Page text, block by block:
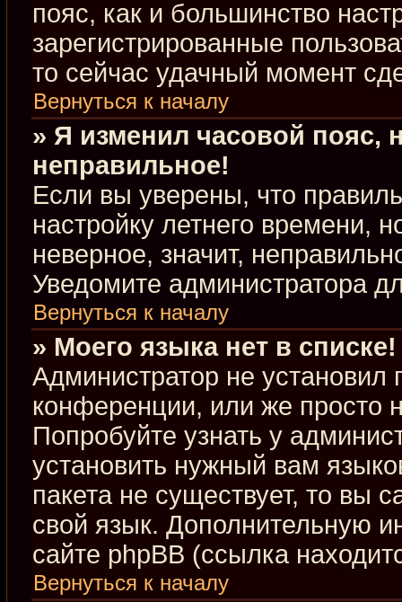
пояс, как и большинство
зарегистрированные
то сейчас удачный момент
Вернуться к началу
» Я изменил часовой пояс,
неправильное!
Если вы уверены, что
настройку летнего времени,
неверное, значит,
Уведомите администратора
Вернуться к началу
» Моего языка нет в списке!
Администратор не
конференции, или же просто
Попробуйте узнать у
установить нужный вам
пакета не существует, то вы
свой язык. Дополнительную
сайте phpBB (ссылка
Вернуться к началу